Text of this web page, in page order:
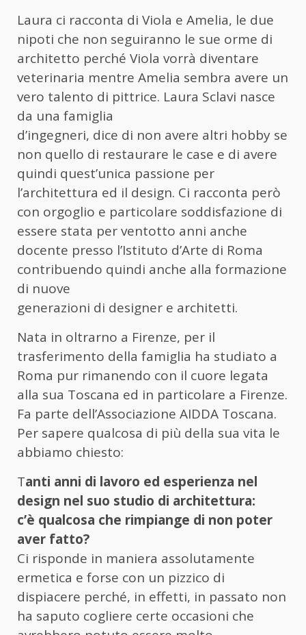
Laura ci racconta di Viola e Amelia, le due
nipoti che non seguiranno le sue orme di
architetto perché Viola vorrà diventare
veterinaria mentre Amelia sembra avere un
vero talento di pittrice. Laura Sclavi nasce
da una famiglia
d’ingegneri, dice di non avere altri hobby se
non quello di restaurare le case e di avere
quindi quest’unica passione per
l’architettura ed il design. Ci racconta però
con orgoglio e particolare soddisfazione di
essere stata per ventotto anni anche
docente presso l’Istituto d’Arte di Roma
contribuendo quindi anche alla formazione
di nuove
generazioni di designer e architetti.
Nata in oltrarno a Firenze, per il
trasferimento della famiglia ha studiato a
Roma pur rimanendo con il cuore legata
alla sua Toscana ed in particolare a Firenze.
Fa parte dell’Associazione AIDDA Toscana.
Per sapere qualcosa di più della sua vita le
abbiamo chiesto:
Tanti anni di lavoro ed esperienza nel
design nel suo studio di architettura:
c’è qualcosa che rimpiange di non poter
aver fatto?
Ci risponde in maniera assolutamente
ermetica e forse con un pizzico di
dispiacere perché, in effetti, in passato non
ha saputo cogliere certe occasioni che